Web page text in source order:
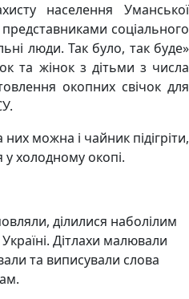
населення Уманської
соціального
люди. Так було, так буде»
та жінок з дітьми з числа
окопних свічок для
них можна і чайник підігріти,
у холодному окопі.
ділилися наболілим
Дітлахи малювали
та виписували слова